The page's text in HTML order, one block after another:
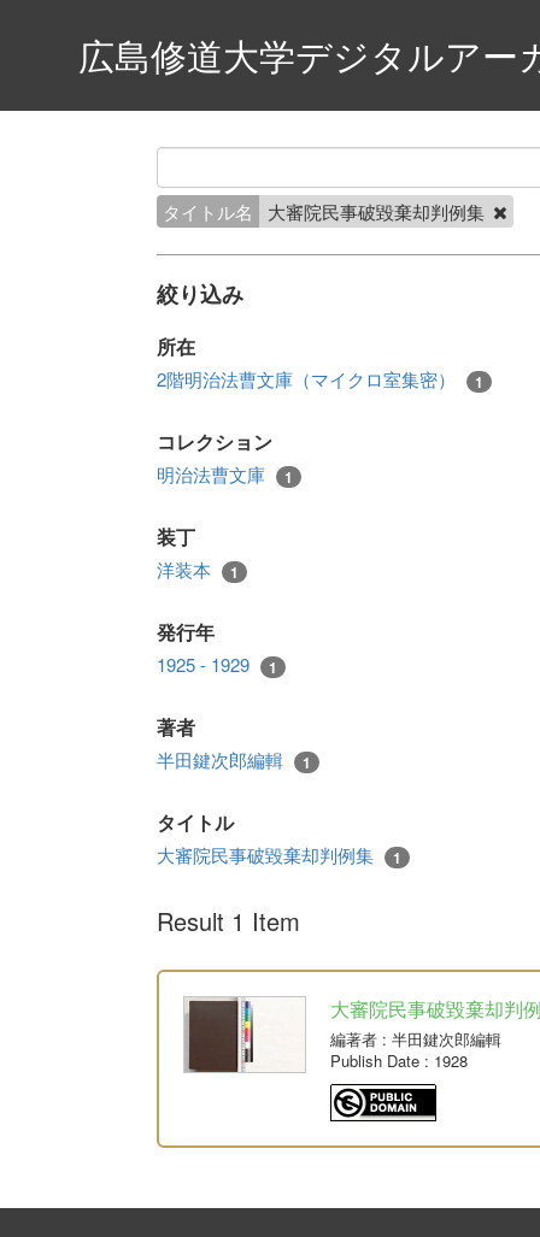
広島修道大学デジタルアー
タイトル名 大審院民事破毀棄却判例集
絞り込み
所在
2階明治法曹文庫（マイクロ室集密） 1
コレクション
明治法曹文庫 1
装丁
洋装本 1
発行年
1925 - 1929 1
著者
半田鍵次郎編輯 1
タイトル
大審院民事破毀棄却判例集 1
Result 1 Item
大審院民事破毀棄却判
編著者 : 半田鍵次郎編輯
Publish Date : 1928